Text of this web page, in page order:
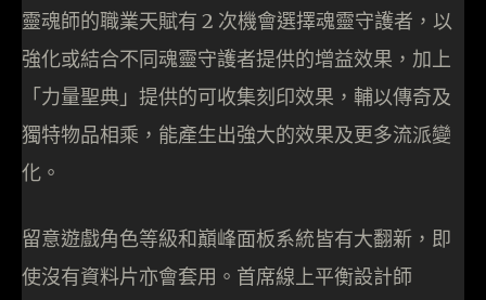
靈魂師的職業天賦有 2 次機會選擇魂靈守護者，以
強化或結合不同魂靈守護者提供的增益效果，加上
「力量聖典」提供的可收集刻印效果，輔以傳奇及
獨特物品相乘，能產生出強大的效果及更多流派變
化。
留意遊戲角色等級和巔峰面板系統皆有大翻新，即
使沒有資料片亦會套用。首席線上平衡設計師